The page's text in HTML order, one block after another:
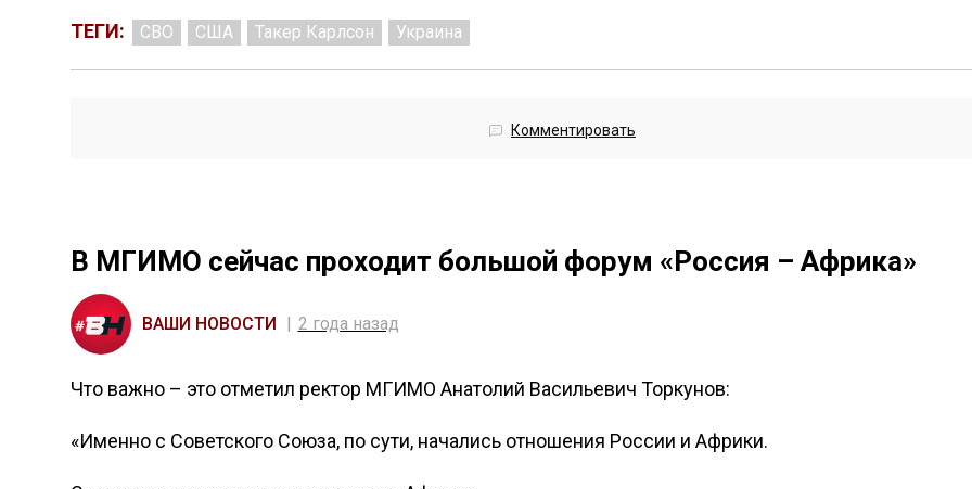
ТЕГИ: СВО США Такер Карлсон Украина
Комментировать
В МГИМО сейчас проходит большой форум «Россия – Африка»
ВАШИ НОВОСТИ 2 года назад
Что важно – это отметил ректор МГИМО Анатолий Васильевич Торкунов:
«Именно с Советского Союза, по сути, начались отношения России и Африки.